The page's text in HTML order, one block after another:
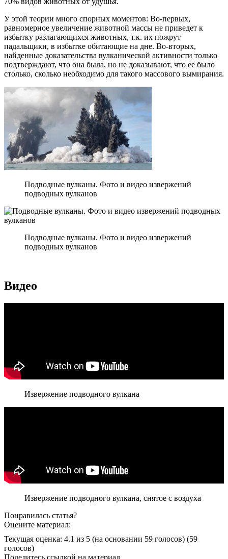
У этой теории много спорных моментов: Во-первых,
равномерное увеличение животной массы не приведет к
избытку разлагающихся животных, т.к. их пожрут
падальщики, в избытке обитающие на дне. Во-вторых,
найденные доказательства вулканической активности только
подтверждают, что она была, но не доказывают, что ее было
столько, сколько необходимо для такого массового вымирания.
Подводные вулканы. Фото и видео извержений
подводных вулканов
Подводные вулканы. Фото и видео извержений
подводных вулканов
Видео
Извержение подводного вулкана
Извержение подводного вулкана, снятое с воздуха
Понравилась статья?
Оцените материал:
Текущая оценка: 4.1 из 5 (на основании 59 голосов) (59
голосов)
Поделитесь ссылкой на материал